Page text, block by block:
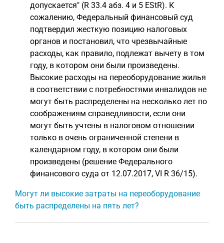
допускается" (R 33.4 абз. 4 и 5 EStR). К
сожалению, Федеральный финансовый суд
подтвердил жесткую позицию налоговых
органов и постановил, что чрезвычайные
расходы, как правило, подлежат вычету в том
году, в котором они были произведены.
Высокие расходы на переоборудование жилья
в соответствии с потребностями инвалидов не
могут быть распределены на несколько лет по
соображениям справедливости, если они
могут быть учтены в налоговом отношении
только в очень ограниченной степени в
календарном году, в котором они были
произведены (решение Федерального
финансового суда от 12.07.2017, VI R 36/15).
Могут ли высокие затраты на переоборудование
быть распределены на пять лет?